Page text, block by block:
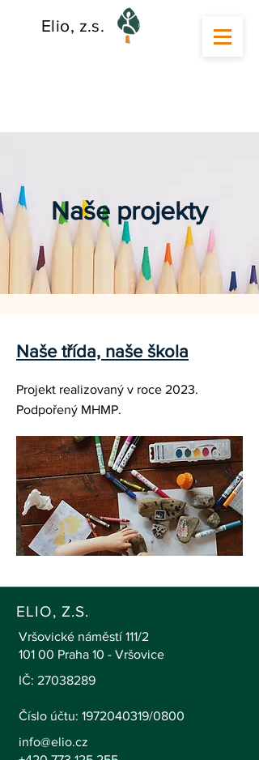
Elio, z.s.
Naše projekty
Naše třída, naše škola
Projekt realizovaný v roce 2023.
Podpořený MHMP.
ELIO, Z.S.
Vršovické náměstí 111/2
101 00 Praha 10 - Vršovice
IČ: 27038289
Číslo účtu: 1972040319/0800
info@elio.cz